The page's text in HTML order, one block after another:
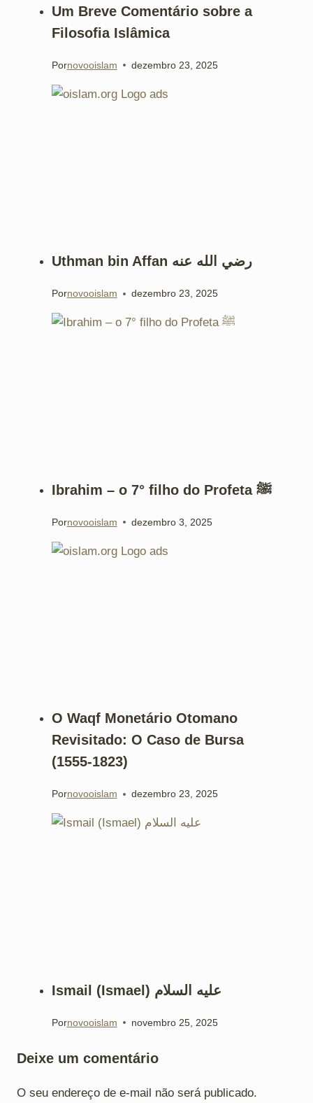
Um Breve Comentário sobre a
Filosofia Islâmica
Pornovooislam dezembro 23, 2025
Uthman bin Affan رضي الله عنه
Pornovooislam dezembro 23, 2025
Ibrahim – o 7° filho do Profeta ﷺ
Pornovooislam dezembro 3, 2025
O Waqf Monetário Otomano
Revisitado: O Caso de Bursa
(1555-1823)
Pornovooislam dezembro 23, 2025
Ismail (Ismael) علیه السلام
Pornovooislam novembro 25, 2025
Deixe um comentário
O seu endereço de e-mail não será publicado.